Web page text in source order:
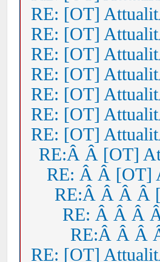
RE: [OT]
RE: [OT]
RE: [OT]
RE: [OT]
RE: [OT]
RE: [OT]
RE: [OT]
RE:Â Â [OT]
RE: Â Â [OT]
RE:Â Â Â Â
RE: Â Â Â
RE:Â Â Â
RE: [OT]